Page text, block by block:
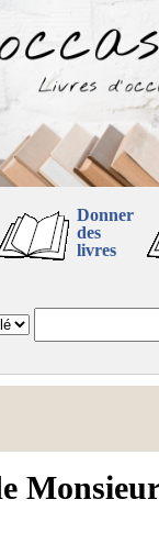
Donner
des
livres